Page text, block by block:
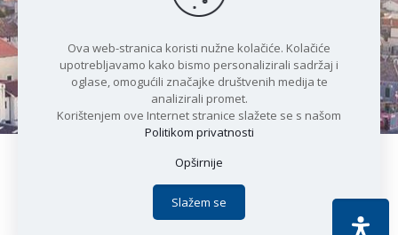
Čudesan spoj kristalnog mora i
prirode
Copyright © 2021 Općina Karlobag | Sva prava pridržana |
Politika privatnosti
Apoc IT
Ova web-stranica koristi nužne kolačiće. Kolačiće
upotrebljavamo kako bismo personalizirali sadržaj i
oglase, omogućili značajke društvenih medija te
analizirali promet.
Korištenjem ove Internet stranice slažete se s našom
Politikom privatnosti
Opširnije
Slažem se